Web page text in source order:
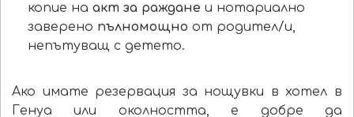
копие на акт за раждане и нотариално
заверено пълномощно от родител/и,
непътуващ с детето.
Ако имате резервация за нощувки в хотел в
Генуа или околността, е добре да